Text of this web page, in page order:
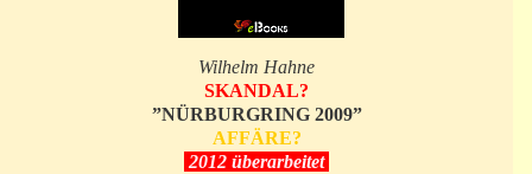
Wilhelm Hahne
SKANDAL?
”NÜRBURGRING 2009”
AFFÄRE?
2012 überarbeitet